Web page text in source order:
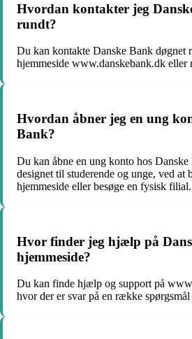
Hvordan kontakter jeg
rundt?
Du kan kontakte Danske Bank døgnet
hjemmeside www.danskebank.dk eller
Hvordan åbner jeg en ung
Bank?
Du kan åbne en ung konto hos
designet til studerende og unge, ved at
hjemmeside eller besøge en fysisk filial.
Hvor finder jeg hjælp på
hjemmeside?
Du kan finde hjælp og support på
hvor der er svar på en række